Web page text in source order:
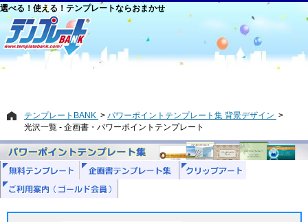
選べる！使える！テンプレートならおまかせ
テンプレートBANK
パワーポイントテンプレート集 背景デザイン
光沢一覧 - 企画書・パワーポイントテンプレート